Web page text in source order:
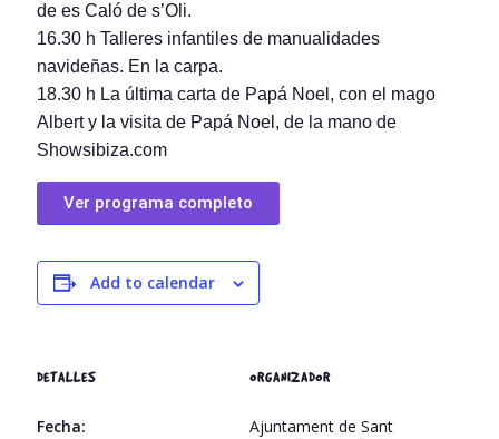
de es Caló de s’Oli.
16.30 h Talleres infantiles de manualidades
navideñas. En la carpa.
18.30 h La última carta de Papá Noel, con el mago
Albert y la visita de Papá Noel, de la mano de
Showsibiza.com
Ver programa completo
Add to calendar
DETALLES
Fecha:
ORGANIZADOR
Ajuntament de Sant